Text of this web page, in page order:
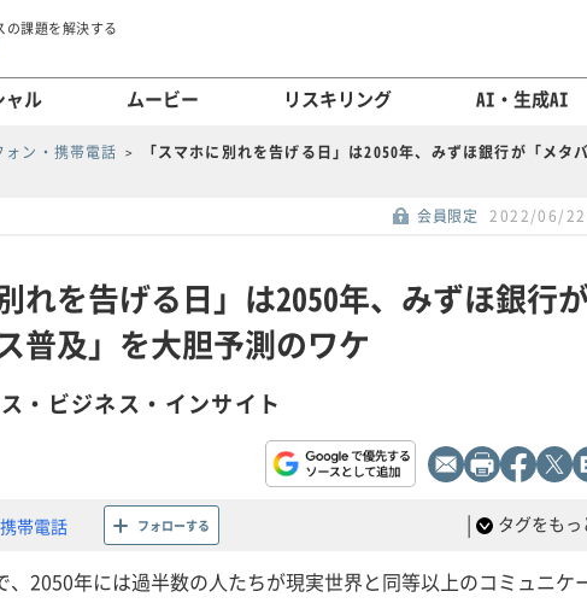
の課題を解決する
ャル ムービー リスキリング AI・生成AI
ォン・携帯電話 「スマホに別れを告げる日」は2050年、みずほ銀行が「メタ
会員限定 2022/06/22
れを告げる日」は2050年、みずほ銀行
普及」を大胆予測のワケ
・ビジネス・インサイト
帯電話 フォローする | タグをもっ
、2050年には過半数の人たちが現実世界と同等以上のコミュニケ